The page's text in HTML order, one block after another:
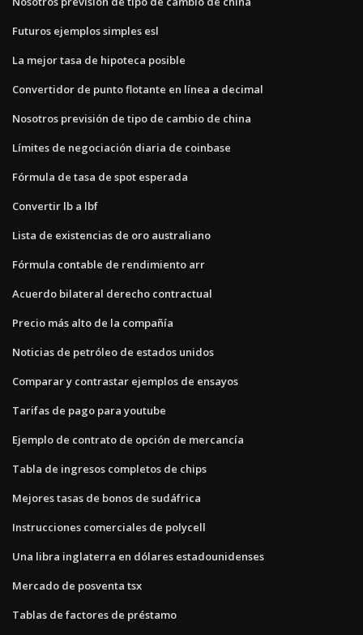
Futuros ejemplos simples esl
La mejor tasa de hipoteca posible
Convertidor de punto flotante en línea a decimal
Nosotros previsión de tipo de cambio de china
Límites de negociación diaria de coinbase
Fórmula de tasa de spot esperada
Convertir lb a lbf
Lista de existencias de oro australiano
Fórmula contable de rendimiento arr
Acuerdo bilateral derecho contractual
Precio más alto de la compañía
Noticias de petróleo de estados unidos
Comparar y contrastar ejemplos de ensayos
Tarifas de pago para youtube
Ejemplo de contrato de opción de mercancía
Tabla de ingresos completos de chips
Mejores tasas de bonos de sudáfrica
Instrucciones comerciales de polycell
Una libra inglaterra en dólares estadounidenses
Mercado de posventa tsx
Tablas de factores de préstamo